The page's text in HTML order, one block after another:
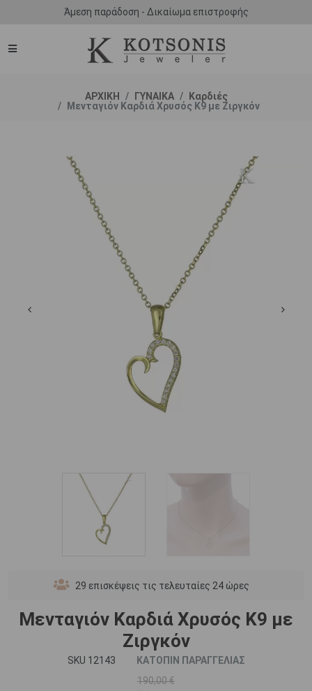
Άμεση παράδοση - Δικαίωμα επιστροφής
ΑΡΧΙΚΗ ΓΥΝΑΙΚΑ
Καρδιές
Μενταγιόν Καρδιά Χρυσός Κ9 με Ζιργκόν
29 επισκέψεις τις τελευταίες 24 ώρες
Μενταγιόν Καρδιά Χρυσός Κ9 με
Ζιργκόν
SKU 12143
ΚΑΤΟΠΙΝ ΠΑΡΑΓΓΕΛΙΑΣ
190,00 €